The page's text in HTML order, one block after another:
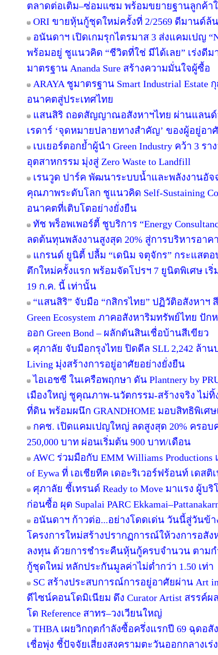
ตลาดต่อเติม–ซ่อมแซม พร้อมขยายฐานลูกค้
ORI ขายหุ้นกู้ชุดใหม่ครั้งที่ 2/2569 ดีมานด์ล้
อนันดาฯ เปิดเกมรุกไตรมาส 3 ส่งแคมเปญ
พร้อมอยู่ ชูแนวคิด “ชีวิตที่ใช่ มีได้เลย” เร่งดี
มาตรฐาน Ananda Sure สร้างความมั่นใจผู้ซื้อ
ARAYA ชูมาตรฐาน Smart Industrial
อนาคตสู่ประเทศไทย
แสนสิริ ถอดสัญญาณอสังหาฯไทย ผ่านแลนด์
เรดาร์ ‘จุดหมายปลายทางสำคัญ’ ของผู้อยู่อ
เบเยอร์ตอกย้ำผู้นำ Green Industry คว้า 3 ร
อุตสาหกรรม มุ่งสู่ Zero Waste to Landfill
เรนวูด ปาร์ค พัฒนาระบบน้ำและพลังงานอั
คุณภาพระดับโลก ชูแนวคิด Self-Sustaining
อนาคตที่เติบโตอย่างยั่งยืน
ทัช พร็อพเพอร์ตี้ ชูบริการ “Energy
ลดต้นทุนพลังงานสูงสุด 20% สู่การบริหารอาค
แกรนด์ ยูนิตี้ ปลื้ม “เดนิม จตุจักร” กระแสตอ
ตึกใหม่ครั้งแรก พร้อมจัดโปรฯ 7 ยูนิตพิเศษ เริ่
19 ก.ค. นี้ เท่านั้น
“แสนสิริ” จับมือ “กสิกรไทย” ปฏิวัติอสังหาฯ
Green Ecosystem ภาคอสังหาริมทรัพย์ไทย ปัก
ออก Green Bond – ผลักดันสินเชื่อบ้านสีเขียว
ศุภาลัย จับมือกรุงไทย ปิดดีล SLL 2,242 ล้าน
Living มุ่งสร้างการอยู่อาศัยอย่างยั่งยืน
ไอเอชซี ในเครือพฤกษา ดัน Plantnery by
เมืองใหญ่ ชูคุณภาพ-นวัตกรรม-สร้างจริง ไม่ทิ้
ที่ดิน พร้อมผนึก GRANDHOME มอบสิทธิพิเศ
กคช. เปิดแคมเปญใหญ่ ลดสูงสุด 20% ครอบ
250,000 บาท ผ่อนเริ่มต้น 900 บาท/เดือน
AWC ร่วมมือกับ EMM Williams Productions
of Eywa ที่ เอเชียทีค เดอะริเวอร์ฟร้อนท์ เดสติ
ศุภาลัย ชี้เทรนด์ Ready to Move มาแรง ผู้
ก่อนซื้อ ผุด Supalai PARC
อนันดาฯ ก้าวต่อ...อย่างโดดเด่น วันนี้สู่วันข้
โครงการใหม่สร้างปรากฏการณ์ให้วงการอสั
ลงทุน ด้วยการชำระคืนหุ้นกู้ครบจำนวน ตาม
กู้ชุดใหม่ หลักประกันมูลค่าไม่ต่ำกว่า 1.50 เท่า
SC สร้างประสบการณ์การอยู่อาศัยผ่าน Art
ดีไซน์คอนโดมิเนียม ดึง Curator Artist สรรค์
โด Reference สาทร–วงเวียนใหญ่
THBA เผยวิกฤตกำลังซื้อครึ่งแรกปี 69 ฉุดอ
เชื่อพุ่ง ชี้ปัจจัยเสี่ยงสงครามตะวันออกกลางเ